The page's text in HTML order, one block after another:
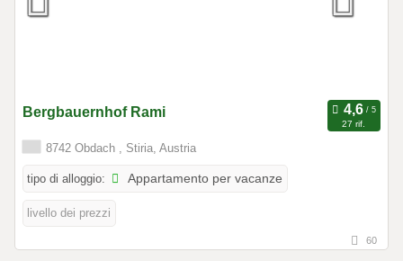
Bergbauernhof Rami
27 rif.
8742 Obdach , Stiria, Austria
tipo di alloggio: Appartamento per vacanze
livello dei prezzi
60